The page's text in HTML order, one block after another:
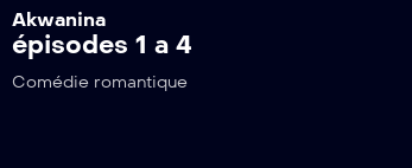
Akwanina
épisodes 1 a 4
Comédie romantique